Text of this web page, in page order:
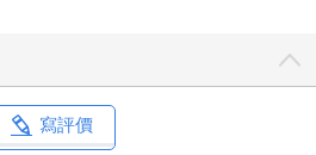
寫評價